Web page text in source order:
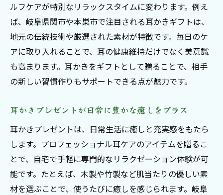
ルフケアが特別なリラックスタイムに変わります。例え
ば、岐阜県関市や本巣市で注目される耳かきギフトは、
地元の伝統技術や厳選された素材が特徴です。毎日のケ
アに取り入れることで、耳の健康維持だけでなく美意識
も高まります。耳かきをギフトとして贈ることで、相手
の新しい習慣作りもサポートできる点が魅力です。
耳かきプレゼントが日常に豊かな癒しをプラス
耳かきプレゼントは、日常生活に癒しと充実感をもたら
します。プロフェッショナル耳ケアのアイテムを贈るこ
とで、自宅で手軽に専門的なリラクゼーション体験が可
能です。たとえば、木製や竹製など肌当たりの優しい素
材を選ぶことで、使うたびに癒しを感じられます。岐阜